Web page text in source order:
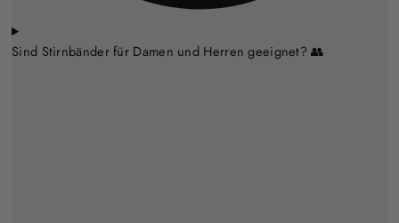
Sind Stirnbänder für Damen und Herren geeignet? 👥